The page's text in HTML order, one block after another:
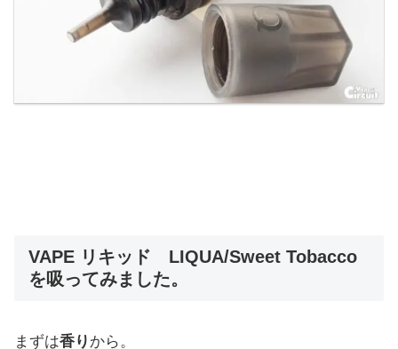
VAPE リキッド LIQUA/Sweet Tobacco
を吸ってみました。
まずは香り から。